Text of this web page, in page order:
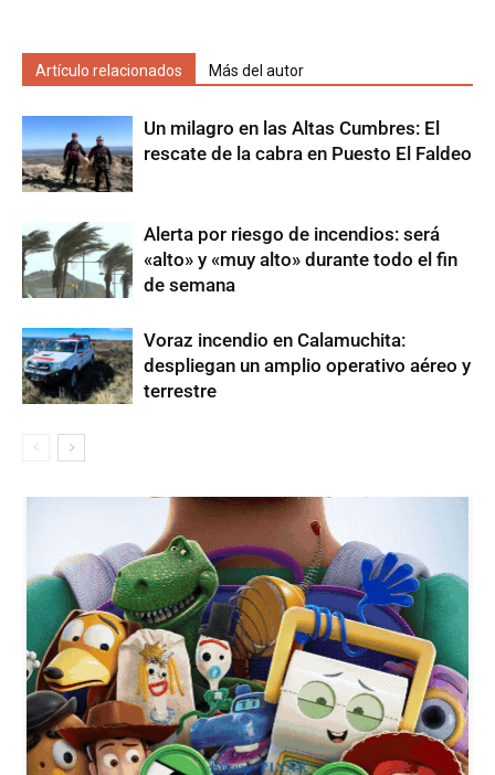
Artículo relacionados Más del autor
Un milagro en las Altas Cumbres: El
rescate de la cabra en Puesto El Faldeo
Alerta por riesgo de incendios: será
«alto» y «muy alto» durante todo el fin
de semana
Voraz incendio en Calamuchita:
despliegan un amplio operativo aéreo y
terrestre